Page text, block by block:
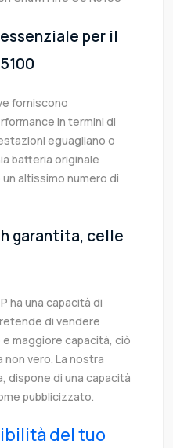
per il
forniscono
in termini di
eguagliano o
batteria originale
altissimo numero di
garantita, celle
ha una capacità di
di vendere
maggiore capacità, ciò
vero. La nostra
dispone di una capacità
pubblicizzato.
del tuo